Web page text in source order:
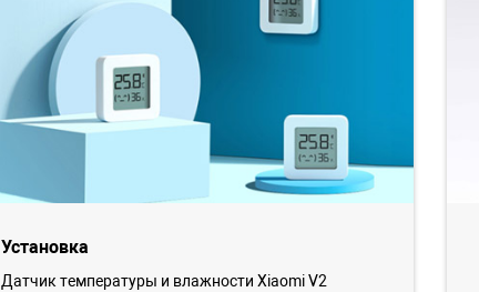
Установка
Датчик температуры и влажности Xiaomi V2